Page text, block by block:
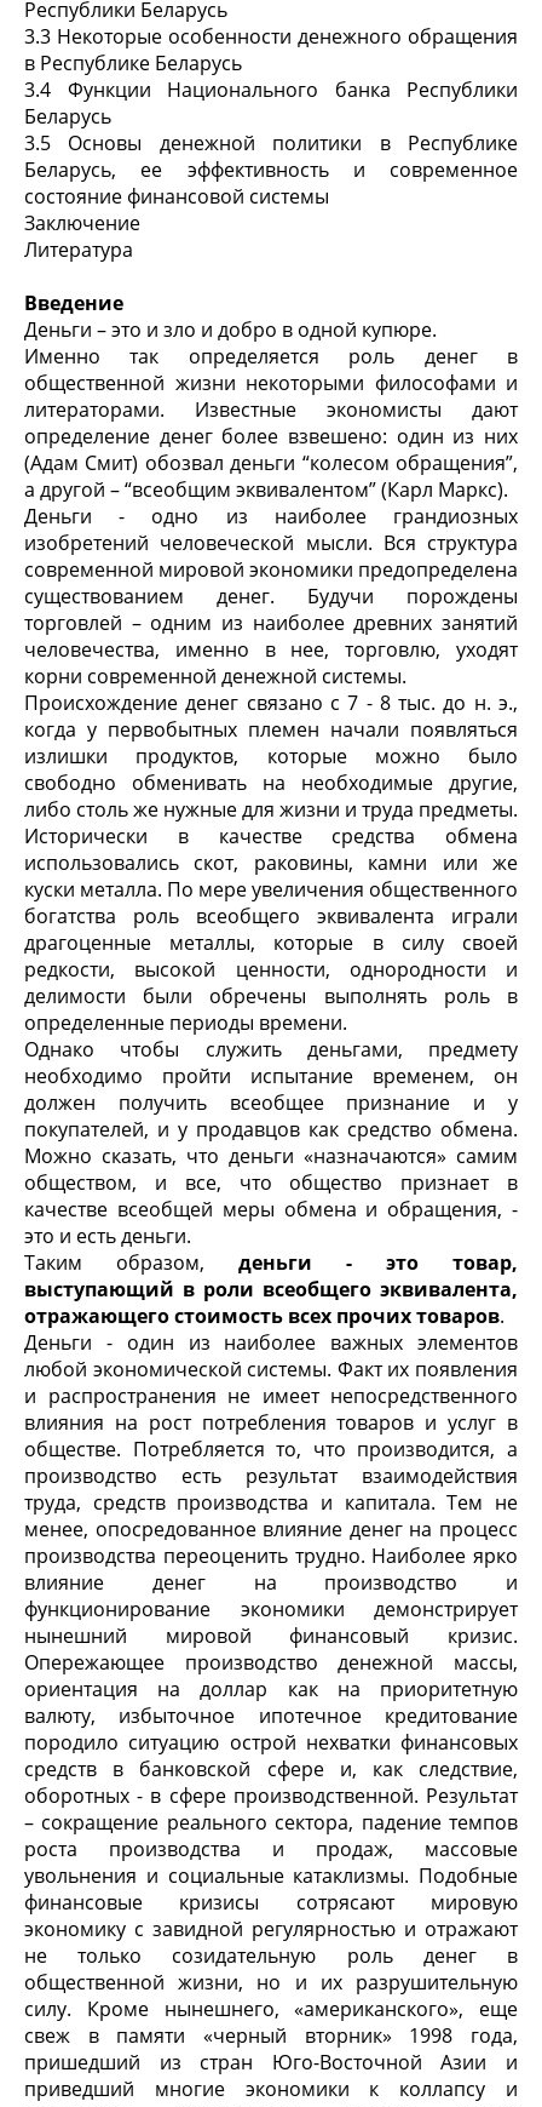
Республики Беларусь
3.3 Некоторые особенности денежного обращения
в Республике Беларусь
3.4 Функции Национального банка Республики
Беларусь
3.5 Основы денежной политики в Республике
Беларусь, ее эффективность и современное
состояние финансовой системы
Заключение
Литература
Введение
Деньги – это и зло и добро в одной купюре.
Именно так определяется роль денег в
общественной жизни некоторыми философами и
литераторами. Известные экономисты дают
определение денег более взвешено: один из них
(Адам Смит) обозвал деньги “колесом обращения”,
а другой – “всеобщим эквивалентом” (Карл Маркс).
Деньги - одно из наиболее грандиозных
изобретений человеческой мысли. Вся структура
современной мировой экономики предопределена
существованием денег. Будучи порождены
торговлей – одним из наиболее древних занятий
человечества, именно в нее, торговлю, уходят
корни современной денежной системы.
Происхождение денег связано с 7 - 8 тыс. до н. э.,
когда у первобытных племен начали появляться
излишки продуктов, которые можно было
свободно обменивать на необходимые другие,
либо столь же нужные для жизни и труда предметы.
Исторически в качестве средства обмена
использовались скот, раковины, камни или же
куски металла. По мере увеличения общественного
богатства роль всеобщего эквивалента играли
драгоценные металлы, которые в силу своей
редкости, высокой ценности, однородности и
делимости были обречены выполнять роль в
определенные периоды времени.
Однако чтобы служить деньгами, предмету
необходимо пройти испытание временем, он
должен получить всеобщее признание и у
покупателей, и у продавцов как средство обмена.
Можно сказать, что деньги «назначаются» самим
обществом, и все, что общество признает в
качестве всеобщей меры обмена и обращения, -
это и есть деньги.
Таким образом, деньги - это товар,
выступающий в роли всеобщего эквивалента,
отражающего стоимость всех прочих товаров.
Деньги - один из наиболее важных элементов
любой экономической системы. Факт их появления
и распространения не имеет непосредственного
влияния на рост потребления товаров и услуг в
обществе. Потребляется то, что производится, а
производство есть результат взаимодействия
труда, средств производства и капитала. Тем не
менее, опосредованное влияние денег на процесс
производства переоценить трудно. Наиболее ярко
влияние денег на производство и
функционирование экономики демонстрирует
нынешний мировой финансовый кризис.
Опережающее производство денежной массы,
ориентация на доллар как на приоритетную
валюту, избыточное ипотечное кредитование
породило ситуацию острой нехватки финансовых
средств в банковской сфере и, как следствие,
оборотных - в сфере производственной. Результат
– сокращение реального сектора, падение темпов
роста производства и продаж, массовые
увольнения и социальные катаклизмы. Подобные
финансовые кризисы сотрясают мировую
экономику с завидной регулярностью и отражают
не только созидательную роль денег в
общественной жизни, но и их разрушительную
силу. Кроме нынешнего, «американского», еще
свеж в памяти «черный вторник» 1998 года,
пришедший из стран Юго-Восточной Азии и
приведший многие экономики к коллапсу и